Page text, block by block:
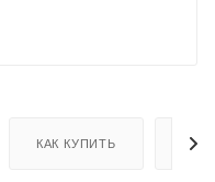
КАК КУПИТЬ